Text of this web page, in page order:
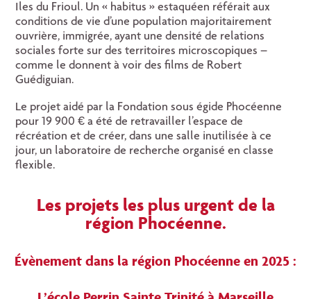
Iles du Frioul. Un « habitus » estaquéen référait aux
conditions de vie d’une population majoritairement
ouvrière, immigrée, ayant une densité de relations
sociales forte sur des territoires microscopiques –
comme le donnent à voir des films de Robert
Guédiguian.
Le projet aidé par la Fondation sous égide Phocéenne
pour 19 900 € a été de retravailler l’espace de
récréation et de créer, dans une salle inutilisée à ce
jour, un laboratoire de recherche organisé en classe
flexible.
Les projets les plus urgent de la
région Phocéenne.
Évènement dans la région Phocéenne en 2025 :